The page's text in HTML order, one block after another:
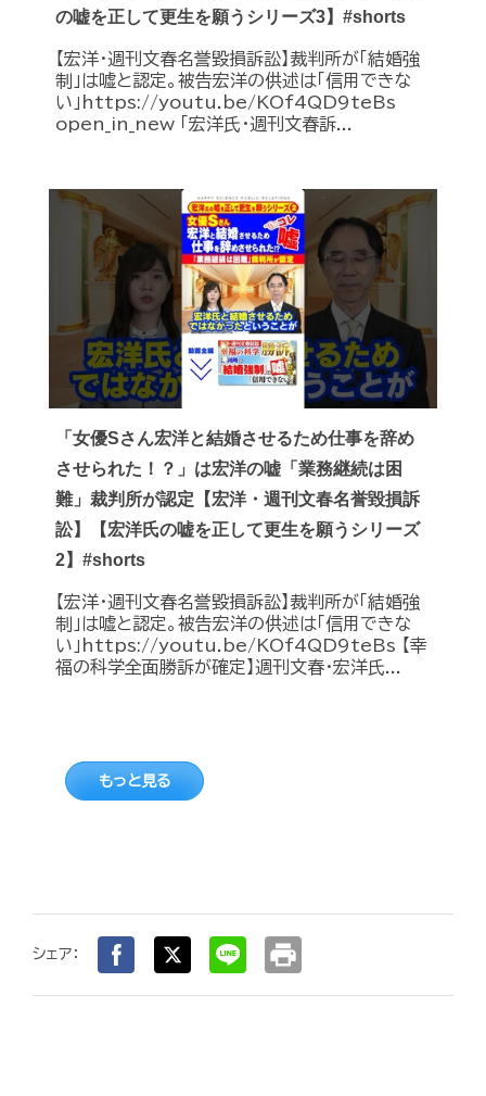
の嘘を正して更生を願うシリーズ3】#shorts
【宏洋・週刊文春名誉毀損訴訟】裁判所が「結婚強
制」は嘘と認定。被告宏洋の供述は「信用できな
い」https://youtu.be/KOf4QD9teBs
open_in_new 「宏洋氏・週刊文春訴...
「女優Sさん宏洋と結婚させるため仕事を辞め
させられた！？」は宏洋の嘘「業務継続は困
難」裁判所が認定【宏洋・週刊文春名誉毀損訴
訟】【宏洋氏の嘘を正して更生を願うシリーズ
2】#shorts
【宏洋・週刊文春名誉毀損訴訟】裁判所が「結婚強
制」は嘘と認定。被告宏洋の供述は「信用できな
い」https://youtu.be/KOf4QD9teBs 【幸
福の科学全面勝訴が確定】週刊文春・宏洋氏...
もっと見る
シェア： print